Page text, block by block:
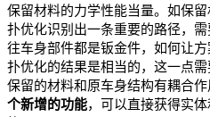
保留材料的力学性能当量。如保
扑优化识别出一条重要的路径，
往车身部件都是钣金件，如何让
扑优化的结果是相当的，这一点
保留的材料和原车身结构有耦合
个新增的功能，可以直接获得实